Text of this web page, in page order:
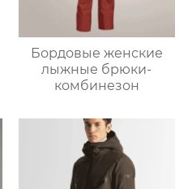
Бордовые женские
лыжные брюки-
комбинезон